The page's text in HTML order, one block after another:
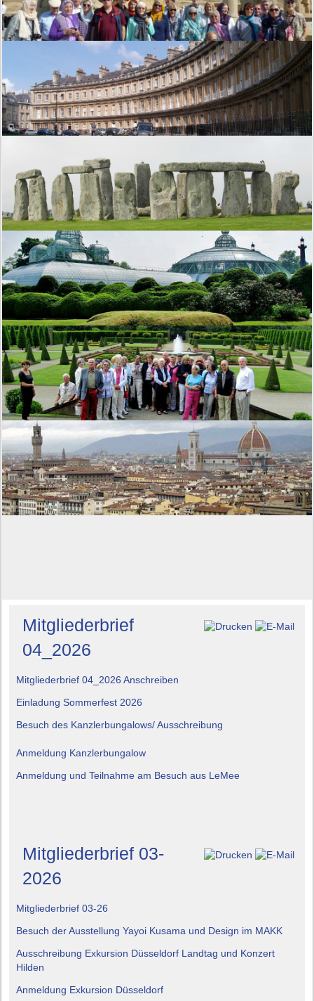
Mitgliederbrief
04_2026
Mitgliederbrief 04_2026 Anschreiben
Einladung Sommerfest 2026
Besuch des Kanzlerbungalows/ Ausschreibung
Anmeldung Kanzlerbungalow
Anmeldung und Teilnahme am Besuch aus LeMee
Mitgliederbrief 03-
2026
Mitgliederbrief 03-26
Besuch der Ausstellung Yayoi Kusama und Design im MAKK
Ausschreibung Exkursion Düsseldorf Landtag und Konzert
Hilden
Anmeldung Exkursion Düsseldorf